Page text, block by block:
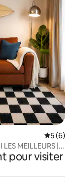
5 (6)
MEILLEURS |
pour visiter